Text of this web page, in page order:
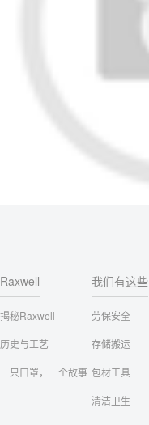
Raxwell
揭秘Raxwell
历史与工艺
一只口罩，一个故事
我们有这些
劳保安全
存储搬运
包材工具
清洁卫生